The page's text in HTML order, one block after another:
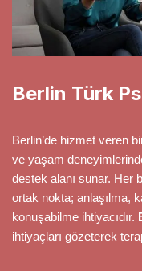
Berlin Türk
Berlin’de hizmet veren
ve yaşam
destek alanı sunar. Her
ortak nokta; anlaşılma,
konuşabilme ihtiyacıdır.
ihtiyaçları gözeterek